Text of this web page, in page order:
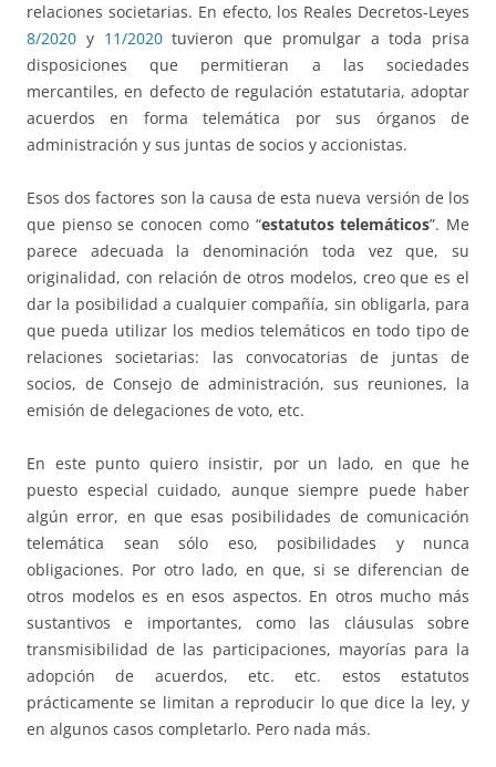
relaciones societarias. En efecto, los Reales Decretos-Leyes
8/2020 y 11/2020tuvieron que promulgar a toda prisa
disposiciones que permitieran a las sociedades
mercantiles, en defecto de regulación estatutaria, adoptar
acuerdos en forma telemática por sus órganos de
administración y sus juntas de socios y accionistas.
Esos dos factores son la causa de esta nueva versión de los
que pienso se conocen como “estatutos telemáticos”. Me
parece adecuada la denominación toda vez que, su
originalidad, con relación de otros modelos, creo que es el
dar la posibilidad a cualquier compañía, sin obligarla, para
que pueda utilizar los medios telemáticos en todo tipo de
relaciones societarias: las convocatorias de juntas de
socios, de Consejo de administración, sus reuniones, la
emisión de delegaciones de voto, etc.
En este punto quiero insistir, por un lado, en que he
puesto especial cuidado, aunque siempre puede haber
algún error, en que esas posibilidades de comunicación
telemática sean sólo eso, posibilidades y nunca
obligaciones. Por otro lado, en que, si se diferencian de
otros modelos es en esos aspectos. En otros mucho más
sustantivos e importantes, como las cláusulas sobre
transmisibilidad de las participaciones, mayorías para la
adopción de acuerdos, etc. etc. estos estatutos
prácticamente se limitan a reproducir lo que dice la ley, y
en algunos casos completarlo. Pero nada más.